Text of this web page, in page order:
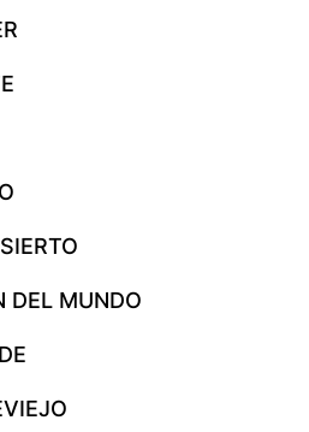
DEL MUNDO